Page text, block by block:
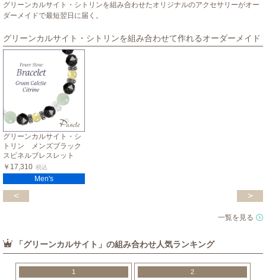
グリーンカルサイト・シトリンを組み合わせたオリジナルのアクセサリーがオー
ダーメイドで最短翌日に届く。
グリーンカルサイト・シトリンを組み合わせて作れるオーダーメイド
グリーンカルサイト・シ
トリン メンズブラック
スピネルブレスレット
￥17,310 税込
Men's
< >
一覧を見る
「グリーンカルサイト」の組み合わせ人気ランキング
1 2